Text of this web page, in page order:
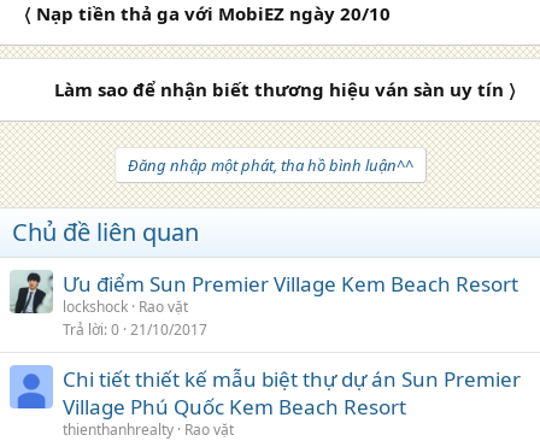
〈 Nạp tiền thả ga với MobiEZ ngày 20/10
Làm sao để nhận biết thương hiệu ván sàn uy tín 〉
Đăng nhập một phát, tha hồ bình luận^^
Chủ đề liên quan
Ưu điểm Sun Premier Village Kem Beach Resort
lockshock Rao vặt
Trả lời 0 21/10/2017
Chi tiết thiết kế mẫu biệt thự dự án Sun Premier
Village Phú Quốc Kem Beach Resort
thienthanhrealty Rao vặt